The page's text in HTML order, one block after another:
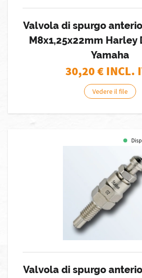
Valvola di spurgo
M8x1,25x22mm Harley
Yamaha
30,20€ INCL.
Vedere il file
Valvola di spurgo